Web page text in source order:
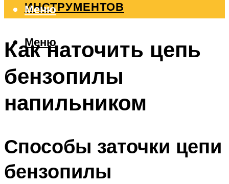
ИНСТРУМЕНТОВ
Меню
Меню
Как наточить цепь
бензопилы
напильником
Способы заточки цепи
бензопилы